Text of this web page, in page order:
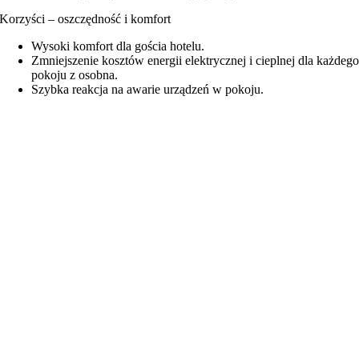
Korzyści – oszczędność i komfort
Wysoki komfort dla gościa hotelu.
Zmniejszenie kosztów energii elektrycznej i cieplnej dla każdego
pokoju z osobna.
Szybka reakcja na awarie urządzeń w pokoju.